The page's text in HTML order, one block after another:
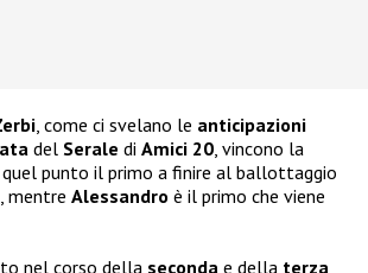
, come ci svelano le anticipazioni
del Serale di Amici 20, vincono la
quel punto il primo a finire al ballottaggio
, mentre Alessandro è il primo che viene
nel corso della seconda e della terza